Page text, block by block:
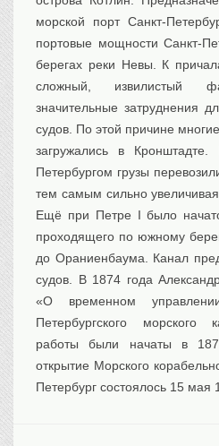
морской порт Санкт-
портовые мощности Санкт-
берегах реки Невы. К
сложный, извилистый
значительные затруднения
судов. По этой причине
загружались в
Петербургом грузы
тем самым сильно
Ещё при Петре I было начато
проходящего по южному
до Ораниенбаума. Канал
судов. В 1874 года
«О временном
Петербургского морского
работы были начаты в
открытие Морского
Петербург состоялось 15 мая